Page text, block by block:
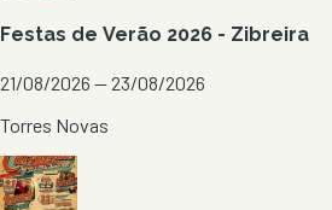
Festas de Verão 2026 - Zibreira
21/08/2026 — 23/08/2026
Torres Novas